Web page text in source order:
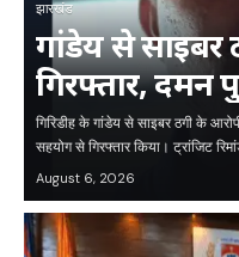
झारखंड
गांडेय से साइबर
गिरफ्तार, दमन
पुलिस की मदद से
गिरिडीह के गांडेय से साइबर ठगी के
सहयोग से गिरफ्तार किया। ट्रांजिट
August 6, 2026